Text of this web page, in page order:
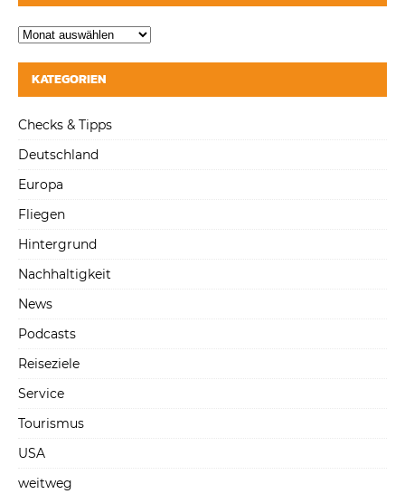
KATEGORIEN
Checks & Tipps
Deutschland
Europa
Fliegen
Hintergrund
Nachhaltigkeit
News
Podcasts
Reiseziele
Service
Tourismus
USA
weitweg